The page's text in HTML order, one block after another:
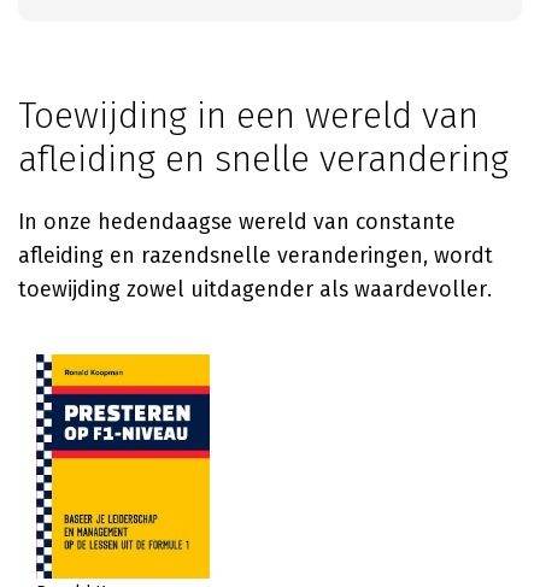
Toewijding in een wereld van
afleiding en snelle verandering
In onze hedendaagse wereld van constante
afleiding en razendsnelle veranderingen, wordt
toewijding zowel uitdagender als waardevoller.